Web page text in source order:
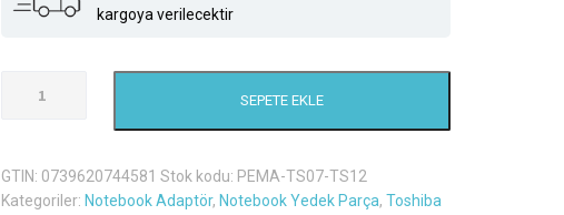
kargoya verilecektir
A210-
Aleti
Adaptör
SEPETE EKLE
GTIN: 0739620744581 Stok kodu: PEMA-TS07-TS12
Kategoriler: Notebook Adaptör, Notebook Yedek Parça,Toshiba